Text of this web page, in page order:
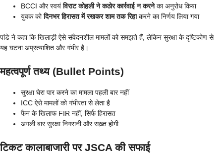
BCCI और स्वयंविराट कोहली ने कठोर कार्रवाई न करनेका अनुरोध किया
युवक कोदिनभर हिरासत में रखकर शाम तक रिहाकरने का निर्णय लिया गया
पांडे ने कहा कि खिलाड़ी ऐसे संवेदनशील मामलों को समझते हैं, लेकिन सुरक्षा के दृष्टिकोण से
यह घटना अप्रत्याशित और गंभीर है।
महत्वपूर्ण तथ्य (Bullet Points)
सुरक्षा घेरा पार करने का मामला पहली बार नहीं
ICC ऐसे मामलों को गंभीरता से लेता है
फैन के खिलाफ FIR नहीं, सिर्फ हिरासत
अगली बार सुरक्षा निगरानी और सख़्त होगी
टिकट कालाबाजारी पर JSCA की सफाई